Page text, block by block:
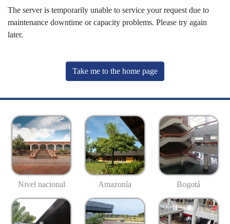
The server is temporarily unable to service your request due to
maintenance downtime or capacity problems. Please try again
later.
Take me to the home page
Nivel nacional Amazonía Bogotá